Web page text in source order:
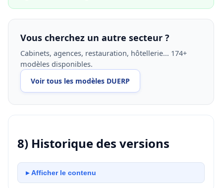
Vous cherchez un autre secteur ?
Cabinets, agences, restauration, hôtellerie... 174+
modèles disponibles.
Voir tous les modèles DUERP
8) Historique des versions
▸ Afficher le contenu